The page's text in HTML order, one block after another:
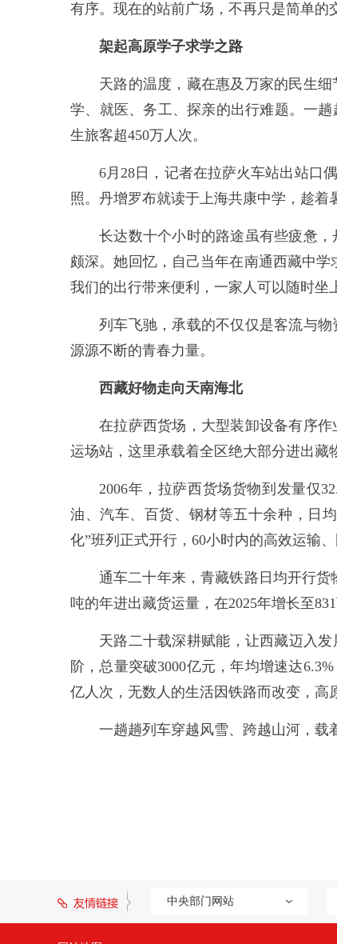
有序。现在的站前广场，不再只是简单的
架起高原学子求学之路
天路的温度，藏在惠及万家的民生
学、就医、务工、探亲的出行难题。一
生旅客超450万人次。
6月28日，记者在拉萨火车站出站口
照。丹增罗布就读于上海共康中学，趁着
长达数十个小时的路途虽有些疲惫
颇深。她回忆，自己当年在南通西藏中
我们的出行带来便利，一家人可以随时坐
列车飞驰，承载的不仅仅是客流与
源源不断的青春力量。
西藏好物走向天南海北
在拉萨西货场，大型装卸设备有序
运场站，这里承载着全区绝大部分进出藏
2006年，拉萨西货场货物到发量仅
油、汽车、百货、钢材等五十余种，日
化”班列正式开行，60小时内的高效运输
通车二十年来，青藏铁路日均开行货
吨的年进出藏货运量，在2025年增长至831
天路二十载深耕赋能，让西藏迈入
阶，总量突破3000亿元，年均增速达
亿人次，无数人的生活因铁路而改变，高
一趟趟列车穿越风雪、跨越山河，
中央部门网站